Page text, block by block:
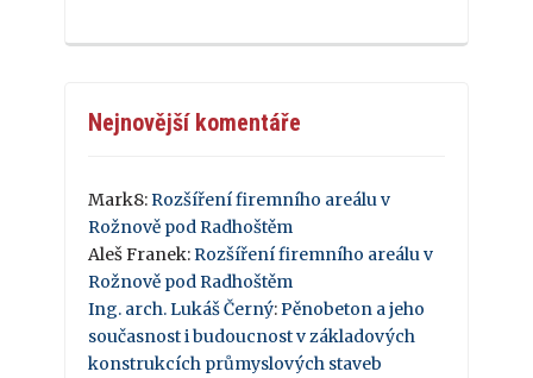
Nejnovější komentáře
Mark8: Rozšíření firemního areálu v
Rožnově pod Radhoštěm
Aleš Franek: Rozšíření firemního areálu v
Rožnově pod Radhoštěm
Ing. arch. Lukáš Černý: Pěnobeton a jeho
současnost i budoucnost v základových
konstrukcích průmyslových staveb